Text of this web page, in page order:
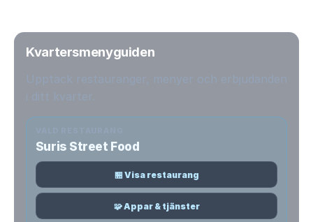
Kvartersmenyguiden
Suris Street Food
🏪 Visa restaurang
🧩 Appar & tjänster